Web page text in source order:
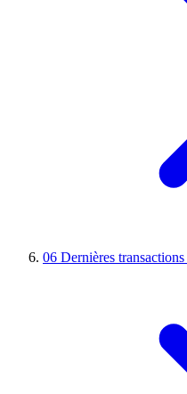
06 Dernières transactions